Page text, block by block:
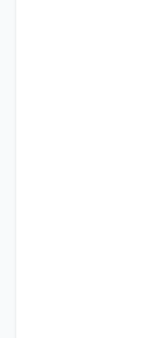
هد پمپ،
هد پمپ
راحت است و
راحتی هد پمپ را
آب